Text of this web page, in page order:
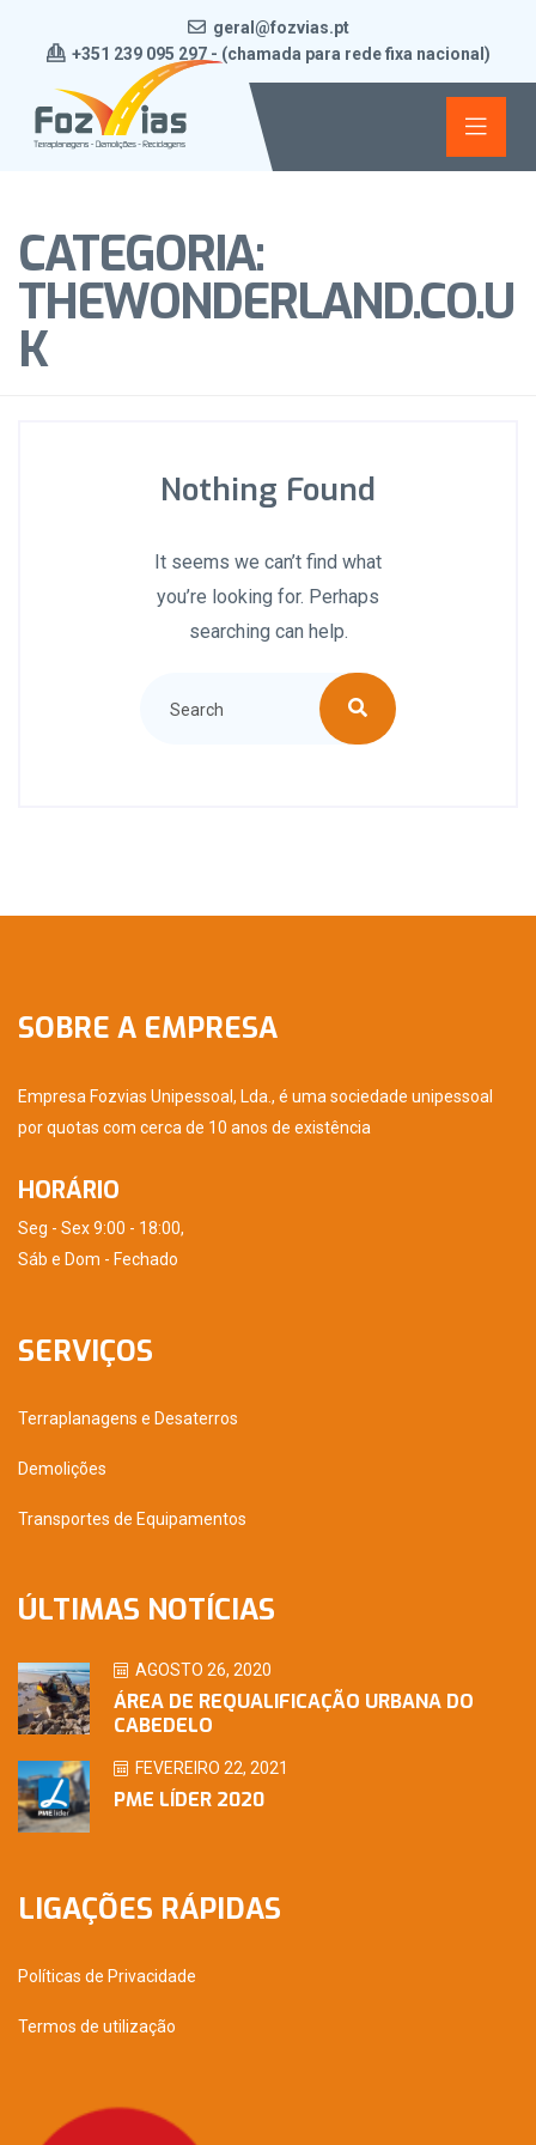
geral@fozvias.pt
+351 239 095 297 - (chamada para rede fixa nacional)
CATEGORIA:
THEWONDERLAND.CO.U
K
Nothing Found
It seems we can’t find what
you’re looking for. Perhaps
searching can help.
SOBRE A EMPRESA
Empresa Fozvias Unipessoal, Lda., é uma sociedade unipessoal
por quotas com cerca de 10 anos de existência
HORÁRIO
Seg - Sex 9:00 - 18:00,
Sáb e Dom - Fechado
SERVIÇOS
Terraplanagens e Desaterros
Demolições
Transportes de Equipamentos
ÚLTIMAS NOTÍCIAS
AGOSTO 26, 2020
ÁREA DE REQUALIFICAÇÃO URBANA DO
CABEDELO
FEVEREIRO 22, 2021
PME LÍDER 2020
LIGAÇÕES RÁPIDAS
Políticas de Privacidade
Termos de utilização